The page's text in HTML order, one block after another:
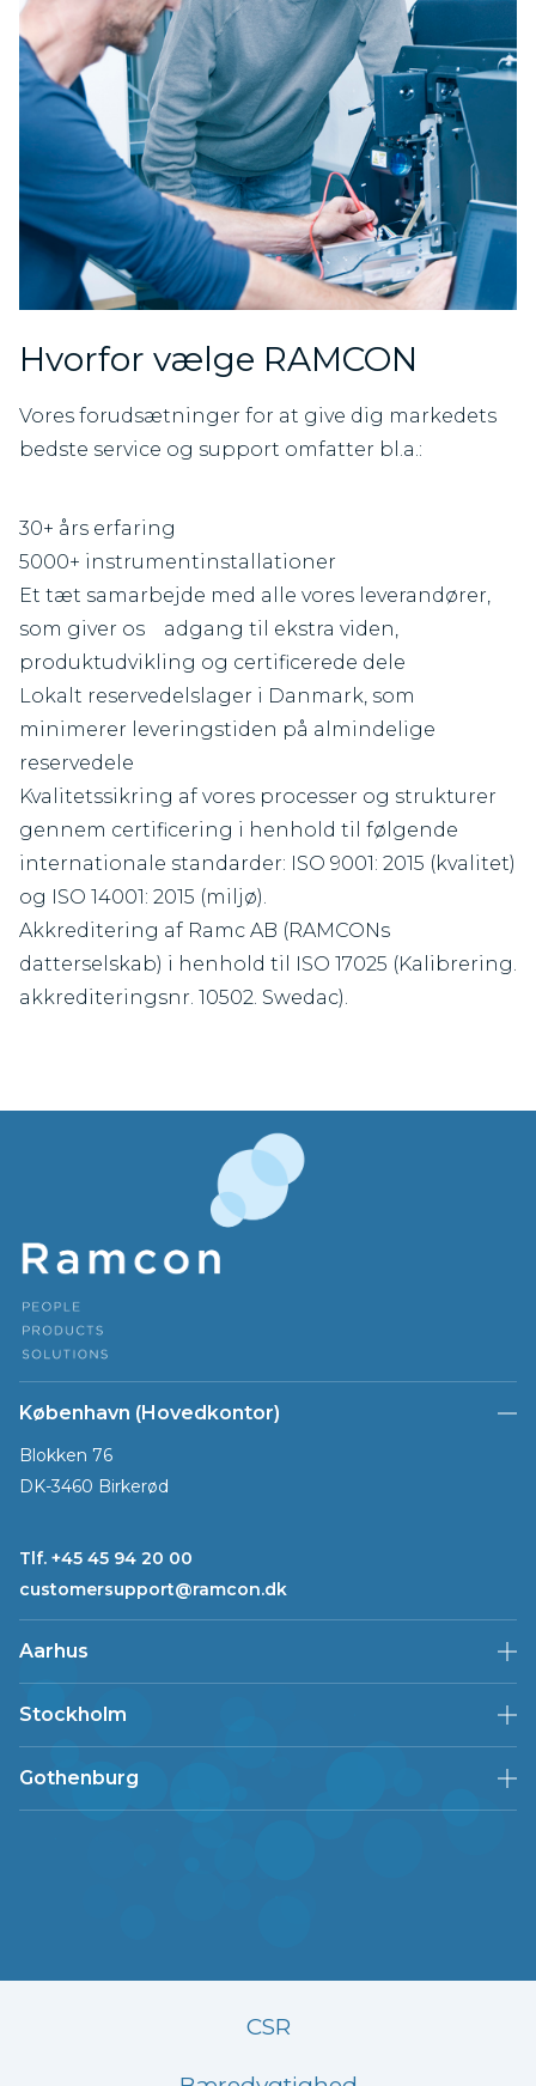
Hvorfor vælge RAMCON
Vores forudsætninger for at give dig markedets
bedste service og support omfatter bl.a.:
30+ års erfaring
5000+ instrumentinstallationer
Et tæt samarbejde med alle vores leverandører,
som giver os adgang til ekstra viden,
produktudvikling og certificerede dele
Lokalt reservedelslager i Danmark, som
minimerer leveringstiden på almindelige
reservedele
Kvalitetssikring af vores processer og strukturer
gennem certificering i henhold til følgende
internationale standarder: ISO 9001: 2015 (kvalitet)
og ISO 14001: 2015 (miljø).
Akkreditering af Ramc AB (RAMCONs
datterselskab) i henhold til ISO 17025 (Kalibrering.
akkrediteringsnr. 10502. Swedac).
København (Hovedkontor)
Blokken 76
DK-3460 Birkerød
Tlf. +45 45 94 20 00
customersupport@ramcon.dk
Aarhus
Stockholm
Gothenburg
CSR